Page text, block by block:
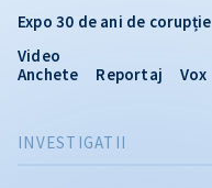
INVESTIGATII
Expo 30 de ani de corupție
Video
Anchete
Reportaj Vox